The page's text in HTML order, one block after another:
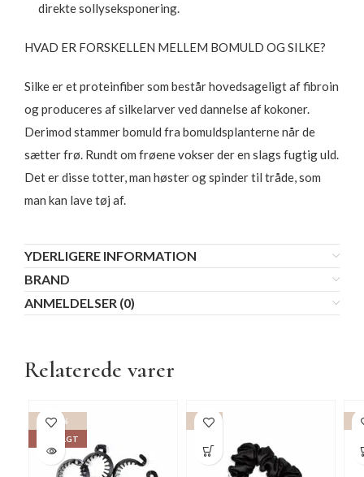
direkte sollyseksponering.
HVAD ER FORSKELLEN MELLEM BOMULD OG SILKE?
Silke er et proteinfiber som består hovedsageligt af fibroin
og produceres af silkelarver ved dannelse af kokoner.
Derimod stammer bomuld fra bomuldsplanterne når de
sætter frø. Rundt om frøene vokser der en slags fugtig uld.
Det er disse totter, man høster og spinder til tråde, som
man kan lave tøj af.
YDERLIGERE INFORMATION
BRAND
ANMELDELSER (0)
Relaterede varer
-15%
UDSOLGT
-15% -